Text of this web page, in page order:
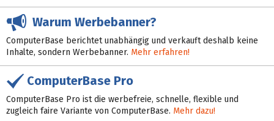
Warum Werbebanner?
ComputerBase berichtet unabhängig und verkauft deshalb keine
Inhalte, sondern Werbebanner. Mehr erfahren!
ComputerBase Pro
ComputerBase Pro ist die werbefreie, schnelle, flexible und
zugleich faire Variante von ComputerBase. Mehr dazu!